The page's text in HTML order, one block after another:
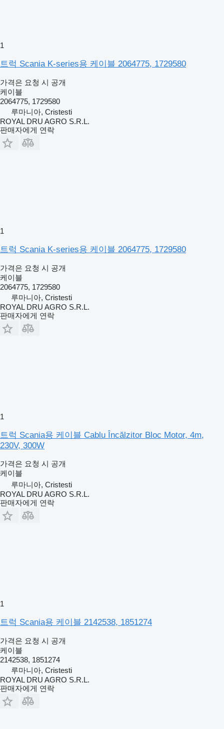
1
트럭 Scania K-series용 케이블 2064775, 1729580
가격은 요청 시 공개
케이블
2064775, 1729580
루마니아, Cristesti
ROYAL DRU AGRO S.R.L.
판매자에게 연락
1
트럭 Scania K-series용 케이블 2064775, 1729580
가격은 요청 시 공개
케이블
2064775, 1729580
루마니아, Cristesti
ROYAL DRU AGRO S.R.L.
판매자에게 연락
1
트럭 Scania용 케이블 Cablu Încălzitor Bloc Motor, 4m,
230V, 300W
가격은 요청 시 공개
케이블
루마니아, Cristesti
ROYAL DRU AGRO S.R.L.
판매자에게 연락
1
트럭 Scania용 케이블 2142538, 1851274
가격은 요청 시 공개
케이블
2142538, 1851274
루마니아, Cristesti
ROYAL DRU AGRO S.R.L.
판매자에게 연락